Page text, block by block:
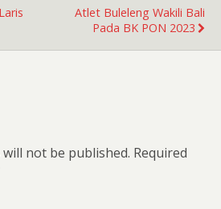
Atlet Buleleng Wakili Bali
Pada BK PON 2023
not be published. Required